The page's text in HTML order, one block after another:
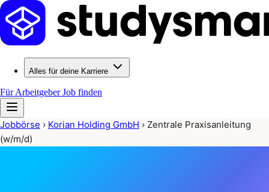
Alles für deine Karriere
Für ArbeitgeberJob finden
Jobbörse › Korian Holding GmbH › Zentrale Praxisanleitung
(w/m/d)